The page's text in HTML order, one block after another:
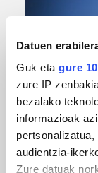
Datuen
Guk eta gure
zure IP
bezalako
informazioak
audientzia-
Zure datuak
MUSIKA
Odik berria
'Amaaaa!'